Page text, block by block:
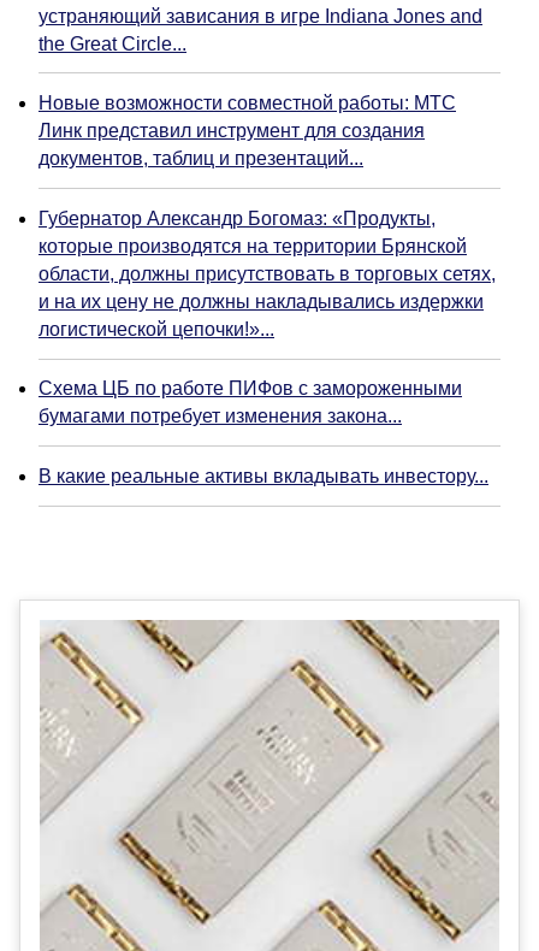
устраняющий зависания в игре Indiana Jones and
the Great Circle...
Новые возможности совместной работы: МТС
Линк представил инструмент для создания
документов, таблиц и презентаций...
Губернатор Александр Богомаз: «Продукты,
которые производятся на территории Брянской
области, должны присутствовать в торговых сетях,
и на их цену не должны накладывались издержки
логистической цепочки!»...
Схема ЦБ по работе ПИФов с замороженными
бумагами потребует изменения закона...
В какие реальные активы вкладывать инвестору...